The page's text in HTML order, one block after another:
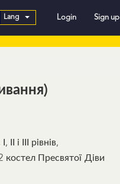
Lang Login Sign up
і ІІІ рівнів,
костел Пресвятої Діви